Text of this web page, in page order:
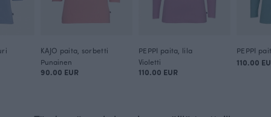
KAJO paita, sorbetti
Punainen
90.00 EUR
PEPPI paita, lila
Violetti
110.00 EUR
PEPPI
110.00